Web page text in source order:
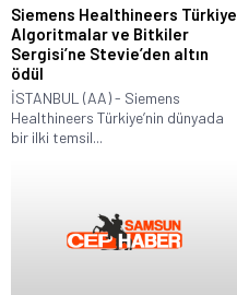
Siemens Healthineers Türkiye
Algoritmalar ve Bitkiler
Sergisi’ne Stevie’den altın
ödül
İSTANBUL (AA) - Siemens
Healthineers Türkiye’nin dünyada
bir ilki temsil...